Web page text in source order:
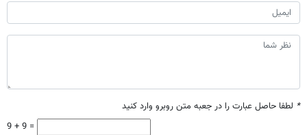
* لطفا حاصل عبارت را در جعبه متن روبرو وارد کنید
9 + 9 =